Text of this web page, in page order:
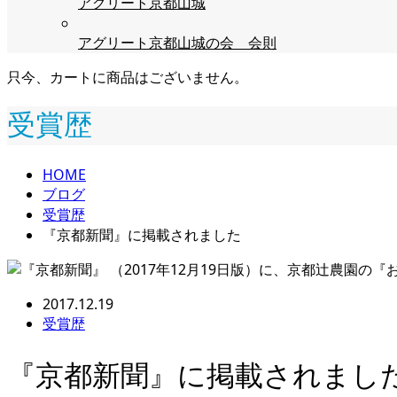
アグリート京都山城の会 会則
只今、カートに商品はございません。
受賞歴
HOME
ブログ
受賞歴
『京都新聞』に掲載されました
2017.12.19
受賞歴
『京都新聞』に掲載されまし